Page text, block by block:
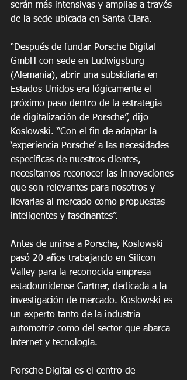
serán más intensivas y amplias a través
de la sede ubicada en Santa Clara.
“Después de fundar Porsche Digital
GmbH con sede en Ludwigsburg
(Alemania), abrir una subsidiaria en
Estados Unidos era lógicamente el
próximo paso dentro de la estrategia
de digitalización de Porsche”, dijo
Koslowski. “Con el fin de adaptar la
‘experiencia Porsche’ a las necesidades
específicas de nuestros clientes,
necesitamos reconocer las innovaciones
que son relevantes para nosotros y
llevarlas al mercado como propuestas
inteligentes y fascinantes”.
Antes de unirse a Porsche, Koslowski
pasó 20 años trabajando en Silicon
Valley para la reconocida empresa
estadounidense Gartner, dedicada a la
investigación de mercado. Koslowski es
un experto tanto de la industria
automotriz como del sector que abarca
internet y tecnología.
Porsche Digital es el centro de